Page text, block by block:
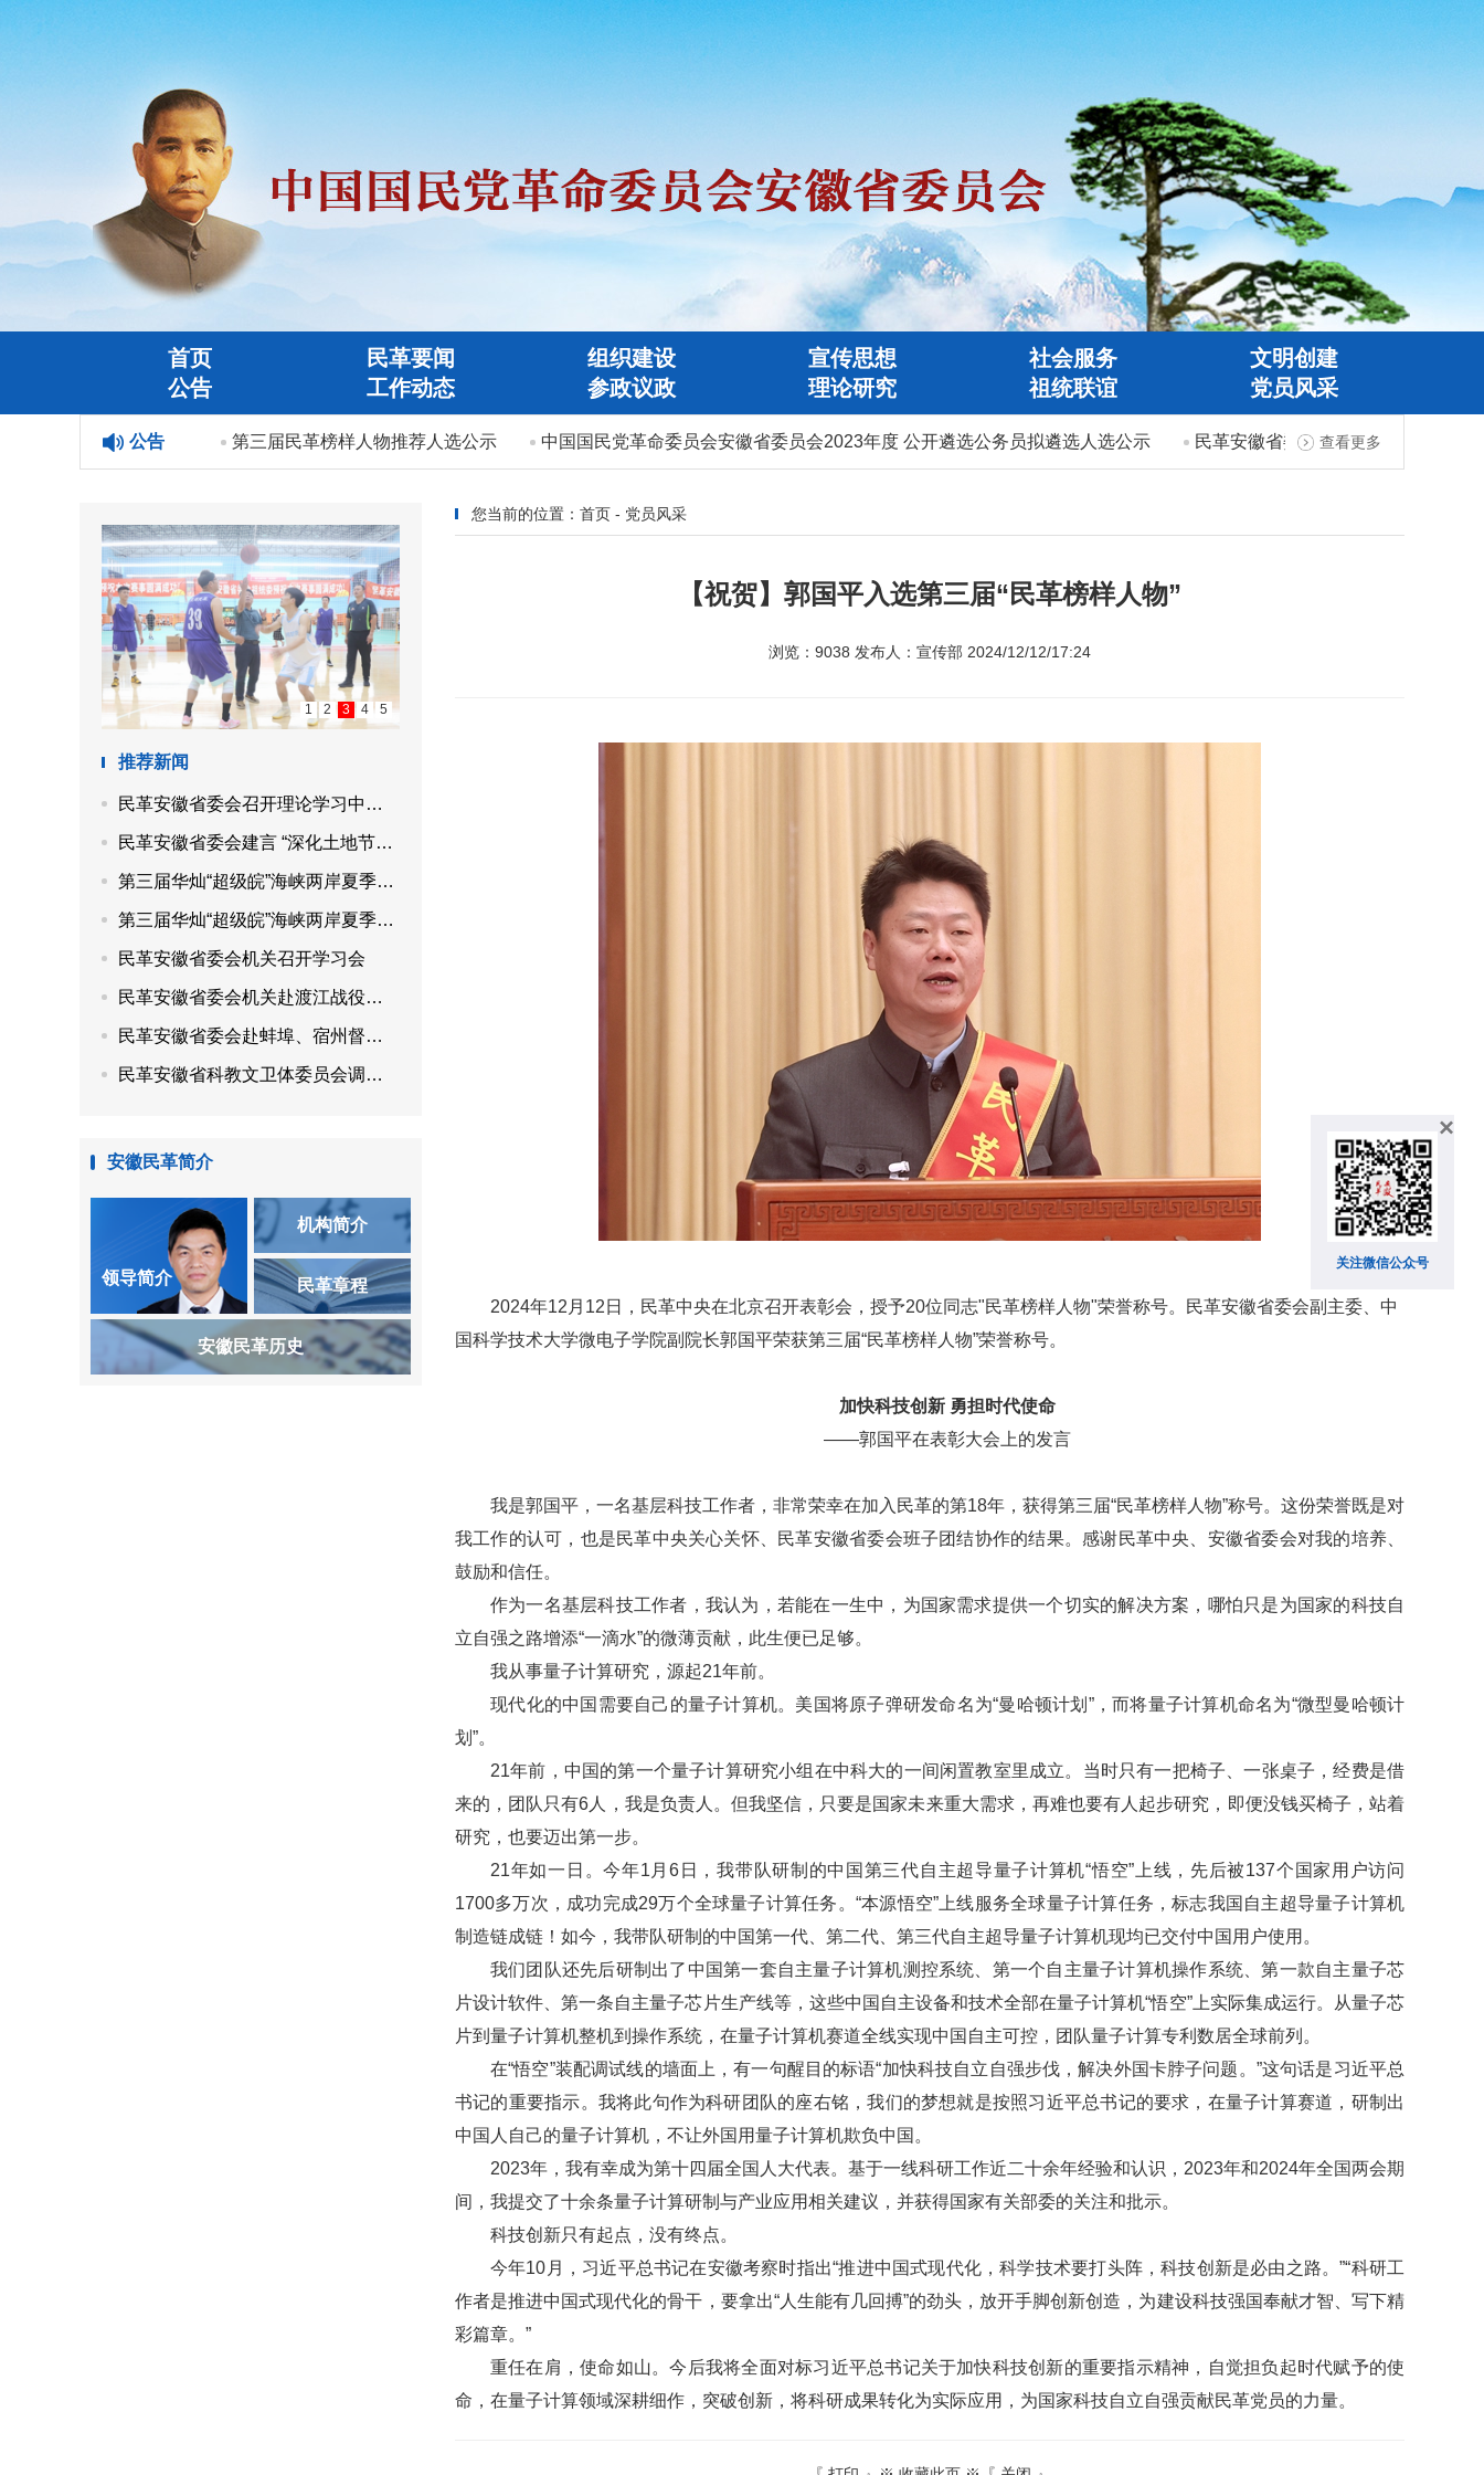
首页 民革要闻 组织建设 宣传思想 社会服务
文明创建
公告
工作动态 参政议政 理论研究 祖统联谊 党员风采
公告
榜样人物”人选公示 第三届民革榜样人物推荐人选公示 中国国民党革命委员会安徽省委员会2023年度 公开遴选公务员拟遴选人选公示 民革安徽省委会全省机关事务工作先进
查看更多
1 2 3 4 5
推荐新闻
民革安徽省委会召开理论学习中心组“参政为公、实干为民”主题教育专题学习会
民革安徽省委会建言 “深化土地节约集约利用综合改革，提高国土空间治理水平”
第三届华灿“超级皖”海峡两岸夏季篮球交流赛成功举办
第三届华灿“超级皖”海峡两岸夏季篮球交流赛在合肥开赛
民革安徽省委会机关召开学习会
民革安徽省委会机关赴渡江战役纪念馆、安徽名人馆开展“参政为公、实干为民”主题教育
民革安徽省委会赴蚌埠、宿州督导调研
民革安徽省科教文卫体委员会调研“用好传统中医药资源，赋能乡村特色康养产业发展”
安徽民革简介
领导简介
机构简介
民革章程
安徽民革历史
您当前的位置：首页 - 党员风采
【祝贺】郭国平入选第三届“民革榜样人物”
浏览：9038 发布人：宣传部 2024/12/12/17:24
2024年12月12日，民革中央在北京召开表彰会，授予20位同志"民革榜样人物"荣誉称号。民革安徽省委会副主委、中
国科学技术大学微电子学院副院长郭国平荣获第三届“民革榜样人物”荣誉称号。
加快科技创新 勇担时代使命
——郭国平在表彰大会上的发言
我是郭国平，一名基层科技工作者， 非常荣幸在加入民革的第18年，获得第三届“民革榜样人物”称号。这份荣誉既是对
我工作的认可，也是民革中央关心关怀、民革安徽省委会班子团结协作的结果。感谢民革中央、安徽省委会对我的培养、
鼓励和信任。
作为一名基层科技工作者，我认为，若能在一生中 ，为国家需求提供一个切实的解决方案，哪怕只是为国家的科技自
立自强之路增添“一滴水”的微薄贡献，此生便已足够。
我从事量子计算研究，源起21年前。
现代化的中国需要自己的量子计算机。美国将原子弹研发命名为“曼哈顿计划”，而将量子计算机命名为“微型曼哈顿计
划”。
21年前，中国的第一个量子计算研究小组在中科大的一间闲置教室里成立。 当时只有一把椅子、一张桌子，经费是借
来的，团队只有6人，我是负责人。但我坚信，只要是国家未来重大需求，再难也要有人起步研究，即便没钱买椅子，站着
研究，也要迈出第一步。
21年如一日。今年1月6日，我带队研制的中国第三代自主超导量子计算机“悟空”上线，先后被137个国家用户访问
1700多万次，成功完成29万个全球量子计算任务。“本源悟空”上线服务全球量子计算任务，标志我国自主超导量子计算机
制造链成链！如今，我带队研制的中国第一代、第二代、第三代自主超导量子计算机现均已交付中国用户使用。
我们团队还先后研制出了中国第一套自主量子计算机测控系统、第一个自主量子计算机操作系统、第一款自主量子芯
片设计软件、第一条自主量子芯片生产线等，这些中国自主设备和技术全部在量子计算机“悟空”上实际集成运行。从量子芯
片到量子计算机整机到操作系统，在量子计算机赛道全线实现中国自主可控，团队量子计算专利数居全球前列。
在“悟空”装配调试线的墙面上，有一句醒目的标语“加快科技自立自强步伐，解决外国卡脖子问题。”这句话是习近平总
书记的重要指示。我将此句作为科研团队的座右铭，我们的梦想就是按照习近平总书记的要求，在量子计算赛道，研制出
中国人自己的量子计算机，不让外国用量子计算机欺负中国。
2023年，我有幸成为第十四届全国人大代表。基于一线科研工作近二十余年经验和认识，2023年和2024年全国两会期
间，我提交了十余条量子计算研制与产业应用相关建议，并获得国家有关部委的关注和批示。
科技创新只有起点 ，没有终点。
今年10月，习近平总书记在安徽考察时指出“推进中国式现代化，科学技术要打头阵，科技创新是必由之路。”“科研工
作者是推进中国式现代化的骨干，要拿出“人生能有几回搏”的劲头，放开手脚创新创造，为建设科技强国奉献才智、写下精
彩篇章。”
重任在肩，使命如山。今后我将全面对标习近平总书记关于加快科技创新的重要指示精神，自觉担负起时代赋予的使
命，在量子计算领域深耕细作，突破创新，将科研成果转化为实际应用，为国家科技自立自强贡献民革党员的力量。
×
关注微信公众号